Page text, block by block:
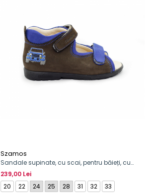
Szamos
Sandale supinate, cu scai, pentru băieți, cu
model de mașină
239,00 Lei
20
22 24 25 28 31 32 33